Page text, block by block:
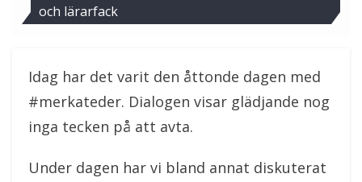
och lärarfack
Idag har det varit den åttonde dagen med
#merkateder. Dialogen visar glädjande nog
inga tecken på att avta.
Under dagen har vi bland annat diskuterat